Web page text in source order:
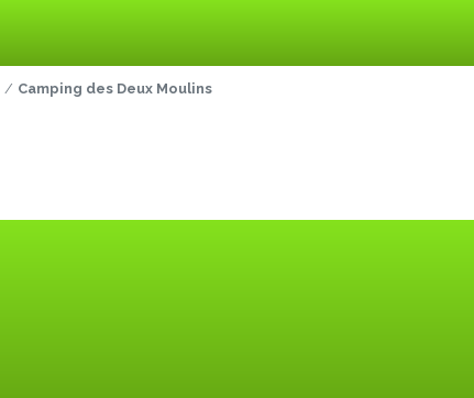
Camping des Deux Moulins